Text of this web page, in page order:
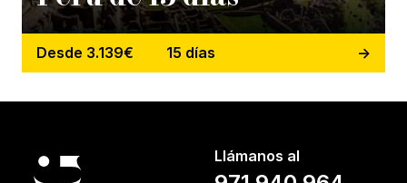
Desde 3.139€ 15 días
Llámanos al